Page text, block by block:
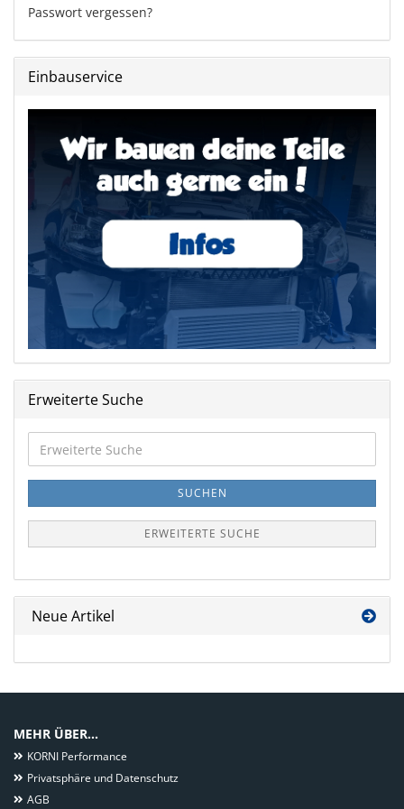
Passwort vergessen?
Einbauservice
Erweiterte Suche
Suche
SUCHEN
ERWEITERTE SUCHE
Neue Artikel
MEHR ÜBER...
KORNI Performance
Privatsphäre und Datenschutz
AGB